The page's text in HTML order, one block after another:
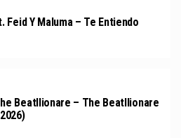
Feid Y Maluma – Te Entiendo
Beatllionare – The Beatllionare